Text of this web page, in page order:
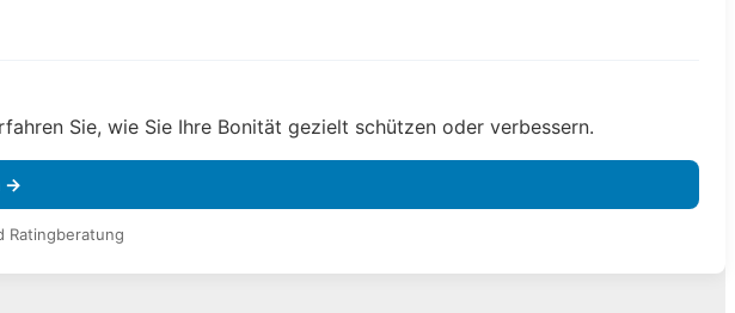
Sie, wie Sie Ihre Bonität gezielt schützen oder verbessern.
→
Ratingberatung